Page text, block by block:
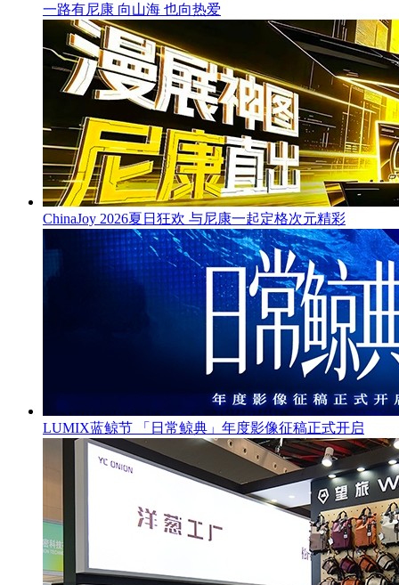
一路有尼康 向山海 也向热爱
ChinaJoy 2026夏日狂欢 与尼康一起定格次元精彩
LUMIX蓝鲸节 「日常鲸典」年度影像征稿正式开启